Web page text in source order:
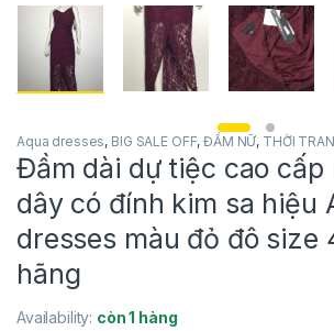
Aqua dresses, BIG SALE OFF,ĐẦM NỮ, THỜI
Đầm dài dự tiệc cao cấp
dây có đính kim sa hiệu
dresses màu đỏ đô size
hãng
Availability: còn 1 hàng